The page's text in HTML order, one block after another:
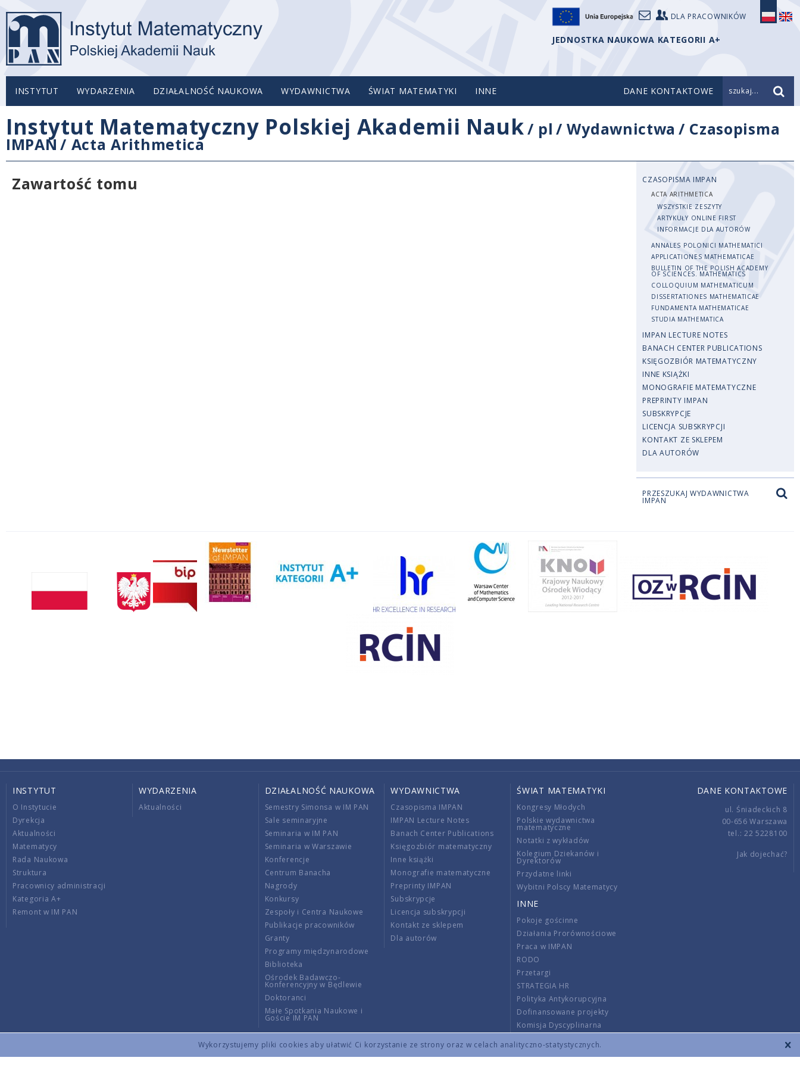
Wykorzystujemy pliki cookies aby ułatwić Ci korzystanie ze strony oraz w celach analityczno-statystycznych.
DLA PRACOWNIKÓW
JEDNOSTKA NAUKOWA KATEGORII A+
INSTYTUT WYDARZENIA DZIAŁALNOŚĆ NAUKOWA WYDAWNICTWA ŚWIAT MATEMATYKI INNE DANE KONTAKTOWE szukaj...
Instytut Matematyczny Polskiej Akademii Nauk/ pl /Wydawnictwa / Czasopisma
IMPAN / Acta Arithmetica
Zawartość tomu
CZASOPISMA IMPAN
ACTA ARITHMETICA
WSZYSTKIE ZESZYTY
ARTYKUŁY ONLINE FIRST
INFORMACJE DLA AUTORÓW
ANNALES POLONICI MATHEMATICI
APPLICATIONES MATHEMATICAE
BULLETIN OF THE POLISH ACADEMY
OF SCIENCES. MATHEMATICS
COLLOQUIUM MATHEMATICUM
DISSERTATIONES MATHEMATICAE
FUNDAMENTA MATHEMATICAE
STUDIA MATHEMATICA
IMPAN LECTURE NOTES
BANACH CENTER PUBLICATIONS
KSIĘGOZBIÓR MATEMATYCZNY
INNE KSIĄŻKI
MONOGRAFIE MATEMATYCZNE
PREPRINTY IMPAN
SUBSKRYPCJE
LICENCJA SUBSKRYPCJI
KONTAKT ZE SKLEPEM
DLA AUTORÓW
PRZESZUKAJ WYDAWNICTWA
IMPAN
INSTYTUT
O Instytucie
Dyrekcja
Aktualności
Matematycy
Rada Naukowa
Struktura
Pracownicy administracji
Kategoria A+
Remont w IM PAN
WYDARZENIA
Aktualności
DZIAŁALNOŚĆ NAUKOWA
Semestry Simonsa w IM PAN
Sale seminaryjne
Seminaria w IM PAN
Seminaria w Warszawie
Konferencje
Centrum Banacha
Nagrody
Konkursy
Zespoły i Centra Naukowe
Publikacje pracowników
Granty
Programy międzynarodowe
Biblioteka
Ośrodek Badawczo-
Konferencyjny w Będlewie
Doktoranci
Małe Spotkania Naukowe i
Goście IM PAN
WYDAWNICTWA
Czasopisma IMPAN
IMPAN Lecture Notes
Banach Center Publications
Księgozbiór matematyczny
Inne książki
Monografie matematyczne
Preprinty IMPAN
Subskrypcje
Licencja subskrypcji
Kontakt ze sklepem
Dla autorów
ŚWIAT MATEMATYKI
Kongresy Młodych
Polskie wydawnictwa
matematyczne
Notatki z wykładów
Kolegium Dziekanów i
Dyrektorów
Przydatne linki
Wybitni Polscy Matematycy
INNE
Pokoje gościnne
Działania Prorównościowe
Praca w IMPAN
RODO
Przetargi
STRATEGIA HR
Polityka Antykorupcyjna
Dofinansowane projekty
Komisja Dyscyplinarna
Wnoszenie opłat
DANE KONTAKTOWE
ul. Śniadeckich 8
00-656 Warszawa
tel.: 22 5228100
Jak dojechać?